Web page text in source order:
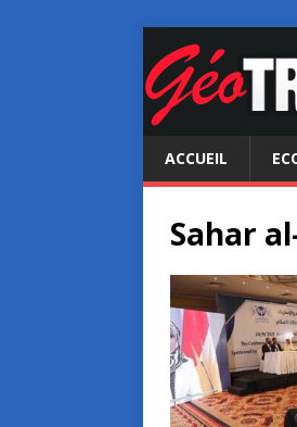
ACCUEIL
Sahar